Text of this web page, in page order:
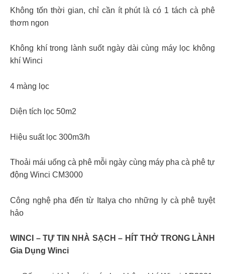
Không tốn thời gian, chỉ cần ít phút là có 1 tách cà phê
thơm ngon
Không khí trong lành suốt ngày dài cùng máy lọc không
khí Winci
4 màng lọc
Diện tích lọc 50m2
Hiệu suất lọc 300m3/h
Thoải mái uống cà phê mỗi ngày cùng máy pha cà phê tự
động Winci CM3000
Công nghệ pha đến từ Italya cho những ly cà phê tuyệt
hảo
WINCI – TỰ TIN NHÀ SẠCH – HÍT THỞ TRONG LÀNH
Gia Dụng Winci